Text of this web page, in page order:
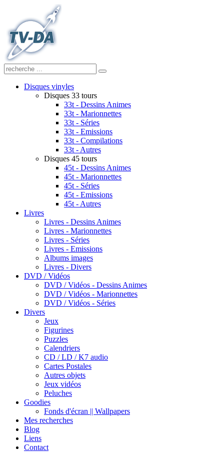
Disques vinyles
Disques 33 tours
33t - Dessins Animes
33t - Marionnettes
33t - Séries
33t - Emissions
33t - Compilations
33t - Autres
Disques 45 tours
45t - Dessins Animes
45t - Marionnettes
45t - Séries
45t - Emissions
45t - Autres
Livres
Livres - Dessins Animes
Livres - Marionnettes
Livres - Séries
Livres - Emissions
Albums images
Livres - Divers
DVD / Vidéos
DVD / Vidéos - Dessins Animes
DVD / Vidéos - Marionnettes
DVD / Vidéos - Séries
Divers
Jeux
Figurines
Puzzles
Calendriers
CD / LD / K7 audio
Cartes Postales
Autres objets
Jeux vidéos
Peluches
Goodies
Fonds d'écran || Wallpapers
Mes recherches
Blog
Liens
Contact